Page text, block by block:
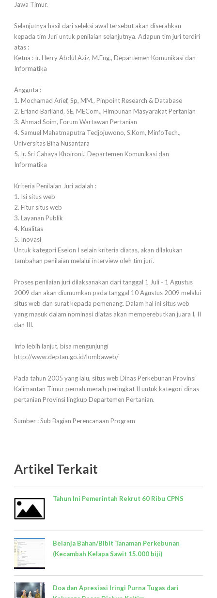
Jawa Timur.
Selanjutnya hasil dari seleksi awal tersebut akan diserahkan
kepada tim Juri untuk penilaian selanjutnya. Adapun tim juri terdiri
atas :
Ketua : Ir. Herry Abdul Aziz, M.Eng., Departemen Komunikasi dan
Informatika
Anggota :
1. Mochamad Arief, Sp, MM., Pinpoint Research & Database
2. Erland Barliand, SE, MECom., Himpunan Masyarakat Pertanian
3. Ahmad Soim, Forum Wartawan Pertanian
4. Samuel Mahatmaputra Tedjojuwono, S.Kom, MinfoTech.,
Universitas Bina Nusantara
5. Ir. Sri Cahaya Khoironi., Departemen Komunikasi dan
Informatika
Kriteria Penilaian Juri adalah :
1. Isi situs web
2. Fitur situs web
3. Layanan Publik
4. Kualitas
5. Inovasi
Untuk kategori Eselon I selain kriteria diatas, akan dilakukan
tambahan penilaian melalui interview oleh tim juri.
Proses penilaian juri dilaksanakan dari tanggal 1 Juli - 1 Agustus
2009 dan akan diumumkan pada tanggal 10 Agustus 2009 melalui
situs web dan surat kepada pemenang. Dalam hal ini situs web
yang masuk dalam nominasi diatas akan memperebutkan juara I, II
dan III.
Info lebih lanjut, bisa mengunjungi
http://www.deptan.go.id/lombaweb/
Pada tahun 2005 yang lalu, situs web Dinas Perkebunan Provinsi
Kalimantan Timur pernah meraih peringkat II untuk kategori dinas
pertanian Provinsi lingkup Departemen Pertanian.
Sumber : Sub Bagian Perencanaan Program
Artikel Terkait
Tahun Ini Pemerintah Rekrut 60 Ribu CPNS
Belanja Bahan/Bibit Tanaman Perkebunan
(Kecambah Kelapa Sawit 15.000 biji)
Doa dan Apresiasi Iringi Purna Tugas dari